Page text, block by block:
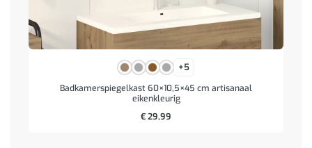
+5
Badkamerspiegelkast 60×10,5×45 cm artisanaal
eikenkleurig
€29,99